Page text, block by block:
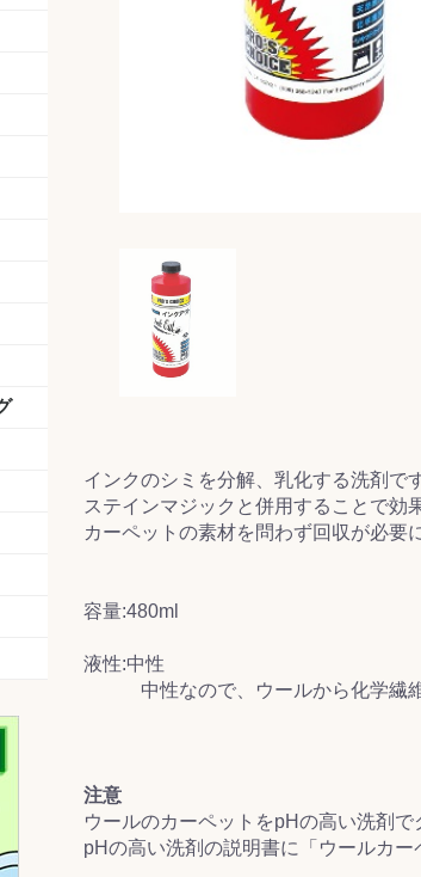
樹脂ワックス(一般製品)
ドライメンテナンス用樹
ニュートラ フロアケアシ
天然石材用・テラゾー・
ドライメンテナンス用樹
ペンギンワックス
うろこ取り
バスクリーナー
カビ取り剤
リンス&中和剤&前処理
洗浄ツール
洗浄シート
インクのシミを分解、乳化する洗剤です
ステインマジックと併用することで効
カーペットの素材を問わず回収が必要
容量:480ml
液性:中性
中性なので、ウールから化学繊維
注意
ウールのカーペットをpHの高い洗剤で
pHの高い洗剤の説明書に「ウールカー